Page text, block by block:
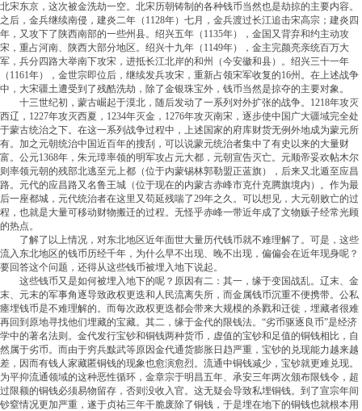
北宋东京，这次被金洗劫一空。北宋历朝铸制的各种钱币当然也是劫掠的主要内容。
之后，金兵继续南侵，建炎二年（1128年）七月，金兵渡过长江追击宋高宗；建炎四
年，又攻下了陕西南部的一些州县。绍兴五年（1135年），金国又背弃和约主动攻
宋，重占河南、陕西大部分地区。绍兴十九年（1149年），金主完颜亮亲统百万大
军，兵分四路大举南下攻宋，进抵长江北岸的和州（今安徽和县）。绍兴三十一年
（1161年），金世宗即位后，继续发兵攻宋，重新占领宋军收复的16州。在上述战争
中，大宋疆土遭受到了残酷洗劫，除了金银珠宝外，钱币当然是掠夺的主要对象。
十三世纪初，蒙古崛起于漠北，随后发动了一系列对外扩张的战争。1218年攻灭
西辽，1227年攻灭西夏，1234年灭金，1276年攻灭南宋，逐步使中国广大疆域完全处
于蒙古统治之下。在这一系列战争过程中，上述国家的府库财货无例外地成为蒙元所
有。加之元朝统治中国近百年的搜刮，可以说蒙元统治者集中了有史以来的大量财
富。公元1368年，朱元璋率领的明军攻占元大都，元朝宣告灭亡。元顺帝妥欢帖木尔
则率领元朝的残部北逃至元上都（位于内蒙锡林郭勒盟正蓝旗），后来又北遁至应昌
路。元代的应昌路又名鲁王城（位于现在的内蒙古赤峰市克什克腾旗境内）。作为最
后一座都城，元代统治者在这里又苟延残喘了29年之久。可以想见，大元朝败亡的过
程，也就是大量可移动财物搬迁的过程。无怪乎赤峰一带近年成了文物贩子经常光顾
的热点。
了解了以上情况，对东北地区近年面世大量历代钱币就不难理解了。可是，这些
流入东北地区的钱币历经千年，为什么早不出现、晚不出现，偏偏会在近年现身呢？
要回答这个问题，还得从这些钱币被埋入地下说起。
这些钱币又是如何被埋入地下的呢？原因有二：其一，缘于变国战乱。辽末、金
末、元末的军事角逐导致政权更迭和人民流离失所，而金属钱币沉重不便携带。公私
瘗埋钱币是不难理解的。而每次政权更迭都会带来大规模的杀戮和迁徙，埋藏者很难
再回到原地寻找他们埋藏的宝藏。其二，缘于金代的限钱法。“劣币驱逐良币”是经济
学中的著名法则。金代发行宝钞和铜钱两种货币，虚值的宝钞和足值的铜钱相比，自
然属于劣币。而由于穷兵黩武等原因金代通货膨胀日趋严重，宝钞的兑现能力越来越
差，因而有钱人家藏匿铜钱的现象也愈演愈烈。流通中铜钱减少，宝钞就更难兑现。
为平抑流通领域的这种恶性循环，金章宗于明昌五年、承安三年两次颁布限钱令，超
过限额的铜钱必须易物留存，否则没收入官。这无疑会导致私埋铜钱。到了宣宗年间
钞窒情况更加严重，遂于贞祐三年干脆废除了铜钱，于是埋在地下的铜钱也就根本用